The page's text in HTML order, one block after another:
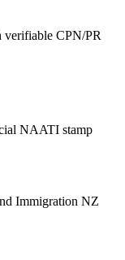
verifiable CPN/PR
NAATI stamp
Immigration NZ